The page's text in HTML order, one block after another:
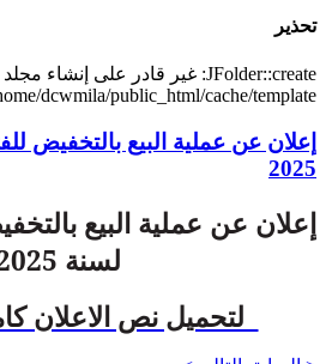
تحذير
dcwmila/public_html/cache/template
إعلان عن عملية البيع بالتخفيض
2025
إعلان عن عملية البيع
لسنة 2025
لتحميل نص الاعلان